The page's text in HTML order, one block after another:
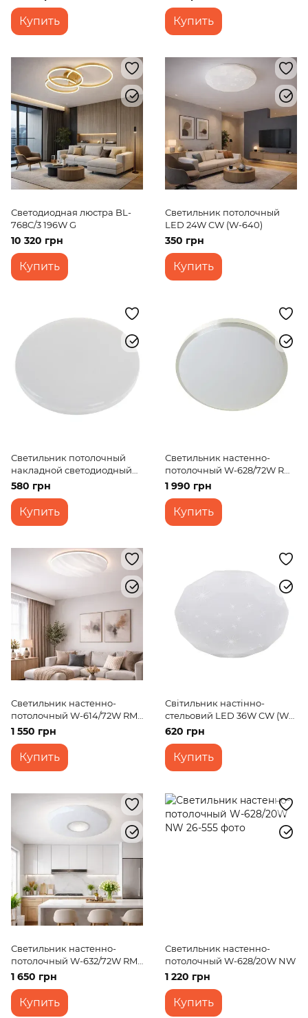
Купить Купить
Светодиодная люстра BL-
768C/3 196W G
10 320 грн
Купить
Светильник потолочный
LED 24W CW (W-640)
350 грн
Купить
Светильник потолочный
накладной светодиодный
LED-471/50W CW
580 грн
Купить
Светильник настенно-
потолочный W-628/72W RM
WW+NW+CW
1 990 грн
Купить
Светильник настенно-
потолочный W-614/72W RM
WW+CW+NW
1 550 грн
Купить
Світильник настінно-
стельовий LED 36W CW (W-
639)
620 грн
Купить
Светильник настенно-
потолочный W-632/72W RM
WW+NW+CW
1 650 грн
Купить
Светильник настенно-
потолочный W-628/20W NW
1 220 грн
Купить